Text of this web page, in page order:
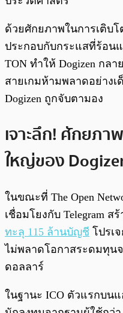
ด้วยศักยภาพในการเติบ
ประกอบกับกระแสที่ร้อน
TON ทำให้ Dogizen กล
สายเกมห้ามพลาดอย่าง
Dogizen ถูกจับตามอง
เจาะลึก! ศักยภา
ใหญ่ของ
ในขณะที่ The Open
เชื่อมโยงกับ Telegram
ทะลุ 115 ล้านบัญชี โปรเ
ไม่พลาดโอกาสระดมทุน
ดอลลาร์
ในฐานะ ICO ตัวแรกบนแ